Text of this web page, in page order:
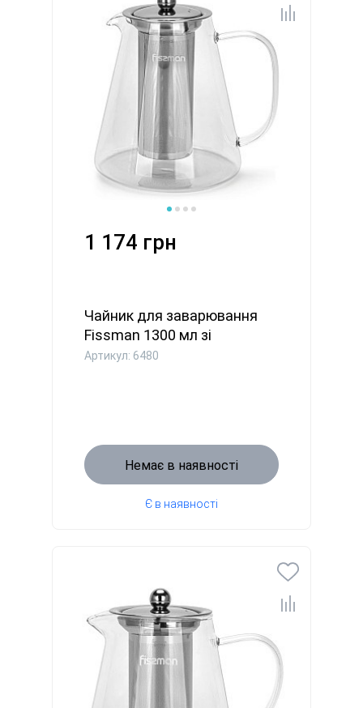
1 174 грн
Чайник для заварювання
Fissman 1300 мл зі
сталевим...
Артикул: 6480
Немає в наявності
Є в наявності